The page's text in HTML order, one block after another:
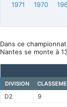
1971
1970
Dans ce
Nantes se monte à
DIVISION
D2 9